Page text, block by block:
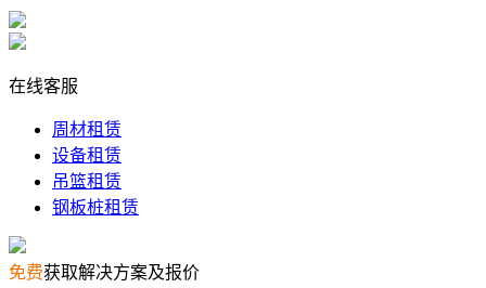
在线客服
周材租赁
设备租赁
吊篮租赁
钢板桩租赁
免费获取解决方案及报价